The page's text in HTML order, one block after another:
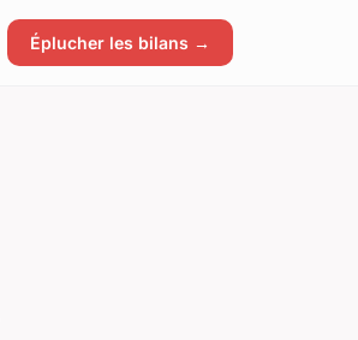
Éplucher les bilans →